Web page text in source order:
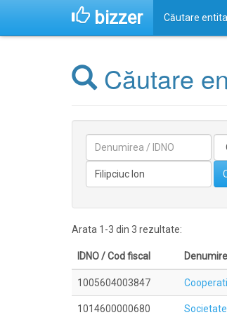
bizzer Căutare
Căutare
Arata 1-3 din 3 rezultate:
IDNO / Cod fiscal
1005604003847
1014600000680